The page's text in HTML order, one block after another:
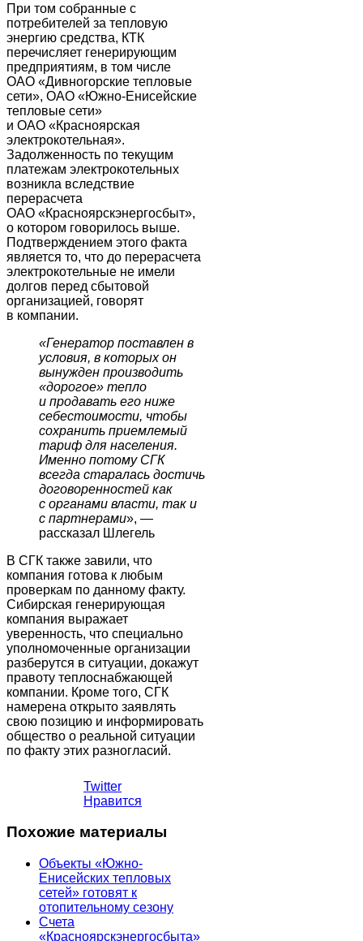
При том собранные с
потребителей за тепловую
энергию средства, КТК
перечисляет генерирующим
предприятиям, в том числе
ОАО «Дивногорские тепловые
сети», ОАО «Южно-Енисейские
тепловые сети»
и ОАО «Красноярская
электрокотельная».
Задолженность по текущим
платежам электрокотельных
возникла вследствие
перерасчета
ОАО «Красноярскэнергосбыт»,
о котором говорилось выше.
Подтверждением этого факта
является то, что до перерасчета
электрокотельные не имели
долгов перед сбытовой
организацией, говорят
в компании.
«Генератор поставлен в
условия, в которых он
вынужден производить
«дорогое» тепло
и продавать его ниже
себестоимости, чтобы
сохранить приемлемый
тариф для населения.
Именно потому СГК
всегда старалась достичь
договоренностей как
с органами власти, так и
с партнерами», —
рассказал Шлегель
В СГК также завили, что
компания готова к любым
проверкам по данному факту.
Сибирская генерирующая
компания выражает
уверенность, что специально
уполномоченные организации
разберутся в ситуации, докажут
правоту теплоснабжающей
компании. Кроме того, СГК
намерена открыто заявлять
свою позицию и информировать
общество о реальной ситуации
по факту этих разногласий.
Twitter
Нравится
Похожие материалы
Объекты «Южно-
Енисейских тепловых
сетей» готовят к
отопительному сезону
Счета
«Красноярскэнергосбыта»